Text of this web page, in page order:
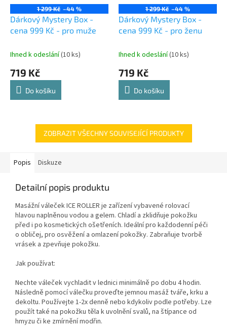
1 299 Kč –44 %
Dárkový Mystery Box -
cena 999 Kč - pro muže
Ihned k odeslání(10 ks)
719 Kč
Do košíku
1 299 Kč –44 %
Dárkový Mystery Box -
cena 999 Kč - pro ženu
Ihned k odeslání(10 ks)
719 Kč
Do košíku
ZOBRAZIT VŠECHNY SOUVISEJÍCÍ PRODUKTY
Popis Diskuze
Detailní popis produktu
Masážní váleček ICE ROLLER je zařízení vybavené rolovací
hlavou naplněnou vodou a gelem. Chladí a zklidňuje pokožku
před i po kosmetických ošetřeních. Ideální pro každodenní péči
o obličej, pro osvěžení a omlazení pokožky. Zabraňuje tvorbě
vrásek a zpevňuje pokožku.
Jak používat:
Nechte váleček vychladit v lednici minimálně po dobu 4 hodin.
Následně pomocí válečku proveďte jemnou masáž tváře, krku a
dekoltu. Používejte 1-2x denně nebo kdykoliv podle potřeby. Lze
použít také na pokožku těla k uvolnění svalů, na štípance od
hmyzu či ke zmírnění modřin.